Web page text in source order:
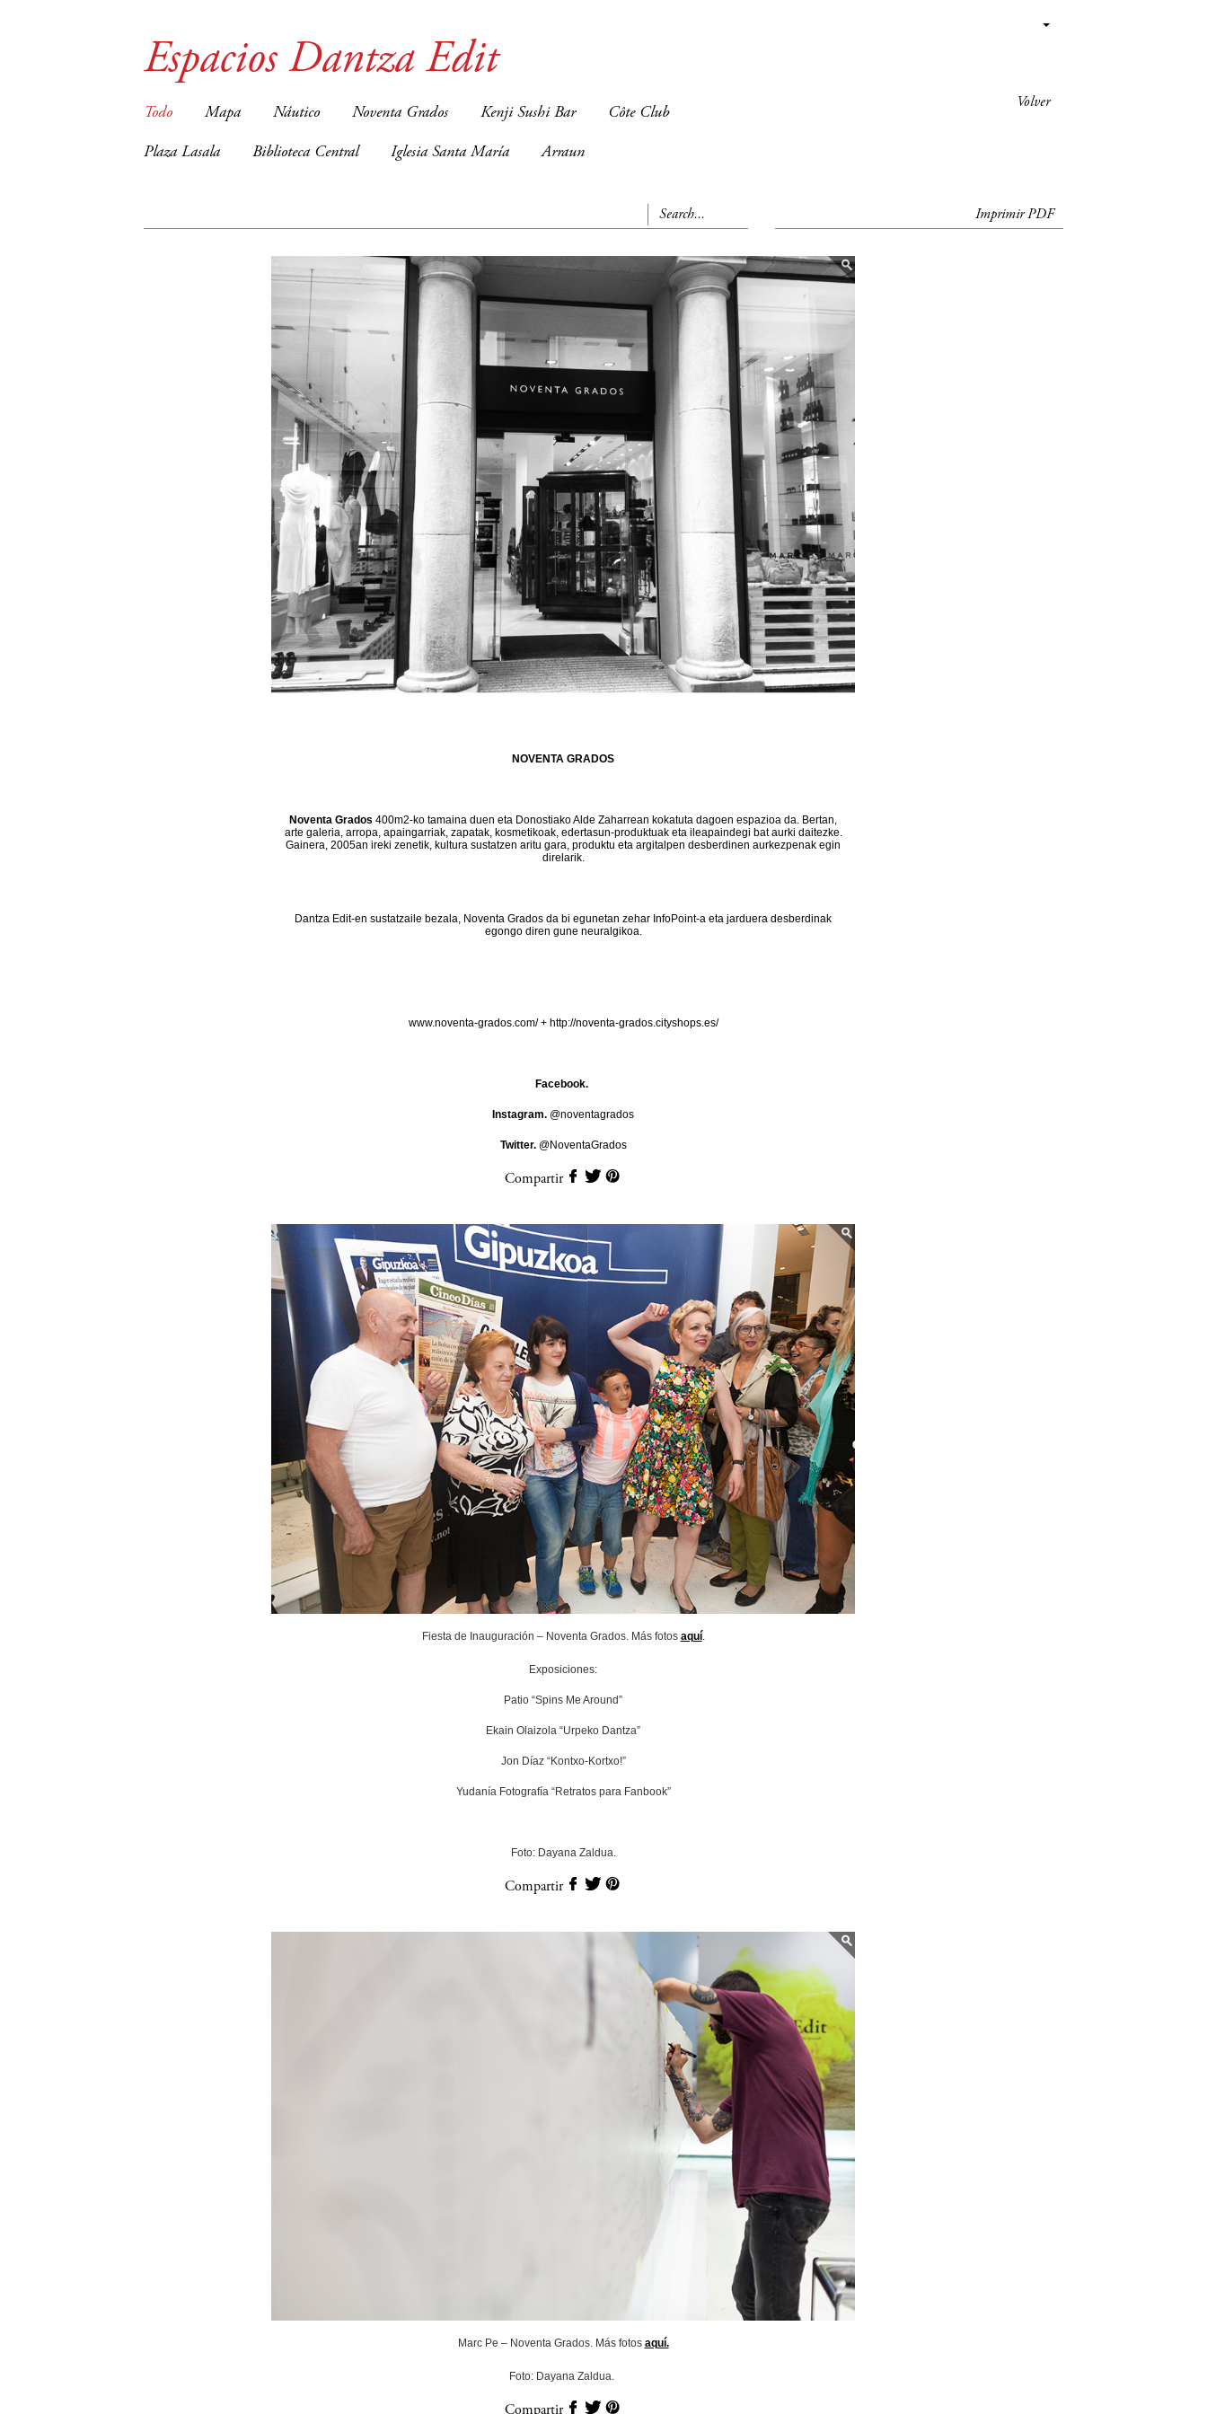
Volver
Espacios Dantza Edit
Todo Mapa Náutico Noventa Grados Kenji Sushi Bar Côte Club
Plaza Lasala Biblioteca Central Iglesia Santa María Arraun
Imprimir PDF
NOVENTA GRADOS
Noventa Grados 400m2-ko tamaina duen eta Donostiako Alde Zaharrean kokatuta dagoen espazioa da. Bertan,
arte galeria, arropa, apaingarriak, zapatak, kosmetikoak, edertasun-produktuak eta ileapaindegi bat aurki daitezke.
Gainera, 2005an ireki zenetik, kultura sustatzen aritu gara, produktu eta argitalpen desberdinen aurkezpenak egin
direlarik.
Dantza Edit-en sustatzaile bezala, Noventa Grados da bi egunetan zehar InfoPoint-a eta jarduera desberdinak
egongo diren gune neuralgikoa.
www.noventa-grados.com/+http://noventa-grados.cityshops.es/
Facebook.
Instagram. @noventagrados
Twitter.@NoventaGrados
Compartir
Fiesta de Inauguración – Noventa Grados. Más fotos aquí.
Exposiciones:
Patio “Spins Me Around”
Ekain Olaizola “Urpeko Dantza”
Jon Díaz “Kontxo-Kortxo!”
Yudanía Fotografía “Retratos para Fanbook”
Foto: Dayana Zaldua.
Compartir
Marc Pe – Noventa Grados. Más fotos aquí.
Foto: Dayana Zaldua.
Compartir